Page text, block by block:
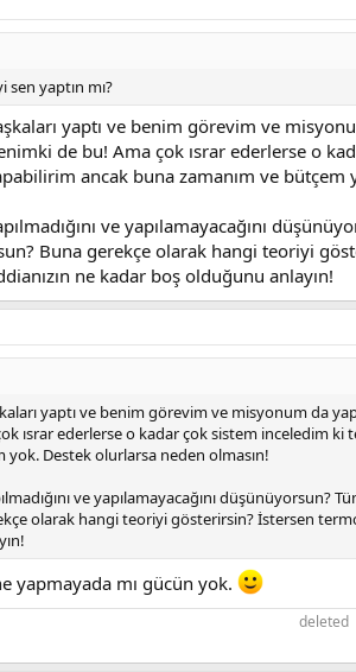
yaptın mı?
yaptı ve benim görevim ve
de bu! Ama çok ısrar ederlerse o
ancak buna zamanım ve
ve yapılamayacağını
Buna gerekçe olarak hangi teoriyi
ne kadar boş olduğunu anlayın!
yaptı ve benim görevim ve misyonum da
ısrar ederlerse o kadar çok sistem inceledim
yok. Destek olurlarsa neden olmasın!
ve yapılamayacağını
olarak hangi teoriyi gösterirsin? İstersen
yapmayada mı gücün yok.
deleted